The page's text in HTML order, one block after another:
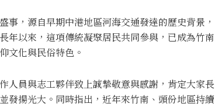
，源自早期中港地區河海交通發達的歷史背景，
年以來，這項傳統凝聚居民共同參與，已成為竹南
文化與民俗特色。
人員與志工夥伴致上誠摯敬意與感謝，肯定大家長
發揚光大。同時指出，近年來竹南、頭份地區持續